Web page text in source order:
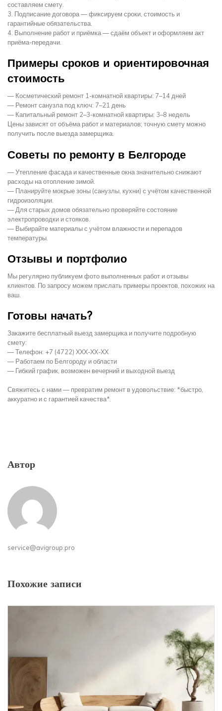
составляем смету.
3. Подписание договора — фиксируем сроки, стоимость и
гарантийные обязательства.
4. Выполнение работ и приёмка — сдаём объект и оформляем акт
приёма-передачи.
Примеры сроков и ориентировочная
стоимость
— Косметический ремонт 1-комнатной квартиры: 7–14 дней
— Ремонт санузла под ключ: 7–21 день
— Капитальный ремонт 2–3-комнатной квартиры: 3–8 недель
Цены зависят от объёма работ и материалов; точную смету можно
получить после выезда замерщика.
Советы по ремонту в Белгороде
— Утепление фасада и качественные окна значительно снижают
расходы на отопление зимой.
— Планируйте мокрые зоны (санузлы, кухни) с учётом качественной
гидроизоляции.
— Для старых домов обязательно проверяйте состояние
электропроводки и стояков.
— Выбирайте материалы с учётом влажности и перепадов
температуры.
Отзывы и портфолио
Мы регулярно публикуем фото выполненных работ и отзывы
клиентов. По запросу можем прислать примеры проектов, похожих на
ваш.
Готовы начать?
Закажите бесплатный выезд замерщика и получите подробную
смету:
— Телефон: +7 (4722) XXX-XX-XX
— Работаем по Белгороду и области
— Гибкий график, возможен вечерний и выходной выезд
Свяжитесь с нами — превратим ремонт в удовольствие: *быстро,
аккуратно и с гарантией качества*.
Автор
service@avigroup.pro
Похожие записи